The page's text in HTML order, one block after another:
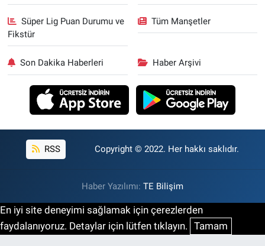
Süper Lig Puan Durumu ve
Fikstür
Tüm Manşetler
Son Dakika Haberleri Haber Arşivi
RSS Copyright © 2022. Her hakkı saklıdır.
Haber Yazılımı: TE Bilişim
En iyi site deneyimi sağlamak için çerezlerden
faydalanıyoruz. Detaylar için lütfen tıklayın. Tamam